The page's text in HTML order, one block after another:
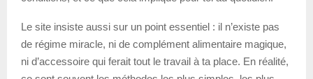
Le site insiste aussi sur un point essentiel : il n’existe pas
de régime miracle, ni de complément alimentaire magique,
ni d’accessoire qui ferait tout le travail à ta place. En réalité,